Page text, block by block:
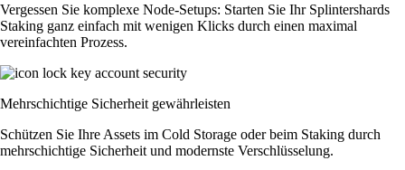
Vergessen Sie komplexe Node-Setups: Starten Sie Ihr Splintershards
Staking ganz einfach mit wenigen Klicks durch einen maximal
vereinfachten Prozess.
Mehrschichtige Sicherheit gewährleisten
Schützen Sie Ihre Assets im Cold Storage oder beim Staking durch
mehrschichtige Sicherheit und modernste Verschlüsselung.